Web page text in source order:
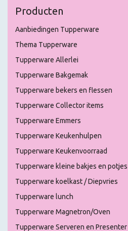
Producten
Aanbiedingen Tupperware
Thema Tupperware
Tupperware Allerlei
Tupperware Bakgemak
Tupperware bekers en flessen
Tupperware Collector items
Tupperware Emmers
Tupperware Keukenhulpen
Tupperware Keukenvoorraad
Tupperware kleine bakjes en potjes
Tupperware koelkast / Diepvries
Tupperware lunch
Tupperware Magnetron/Oven
Tupperware Serveren en Presenter